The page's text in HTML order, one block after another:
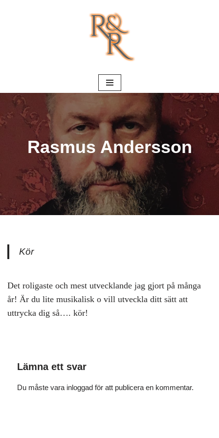
Rasmus Andersson
Kör
Det roligaste och mest utvecklande jag gjort på många
år! Är du lite musikalisk o vill utveckla ditt sätt att
uttrycka dig så…. kör!
Lämna ett svar
Du måste vara inloggad för att publicera en kommentar.